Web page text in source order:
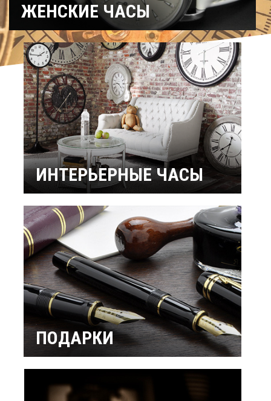
ЖЕНСКИЕ ЧАСЫ
Спортивные Керамические
Механические
На ремешке
С
бриллиантами
Титановые
Хронографы
ИНТЕРЬЕРНЫЕ ЧАСЫ
Будильники
Бренды
ПОДАРКИ
Повод / Событие